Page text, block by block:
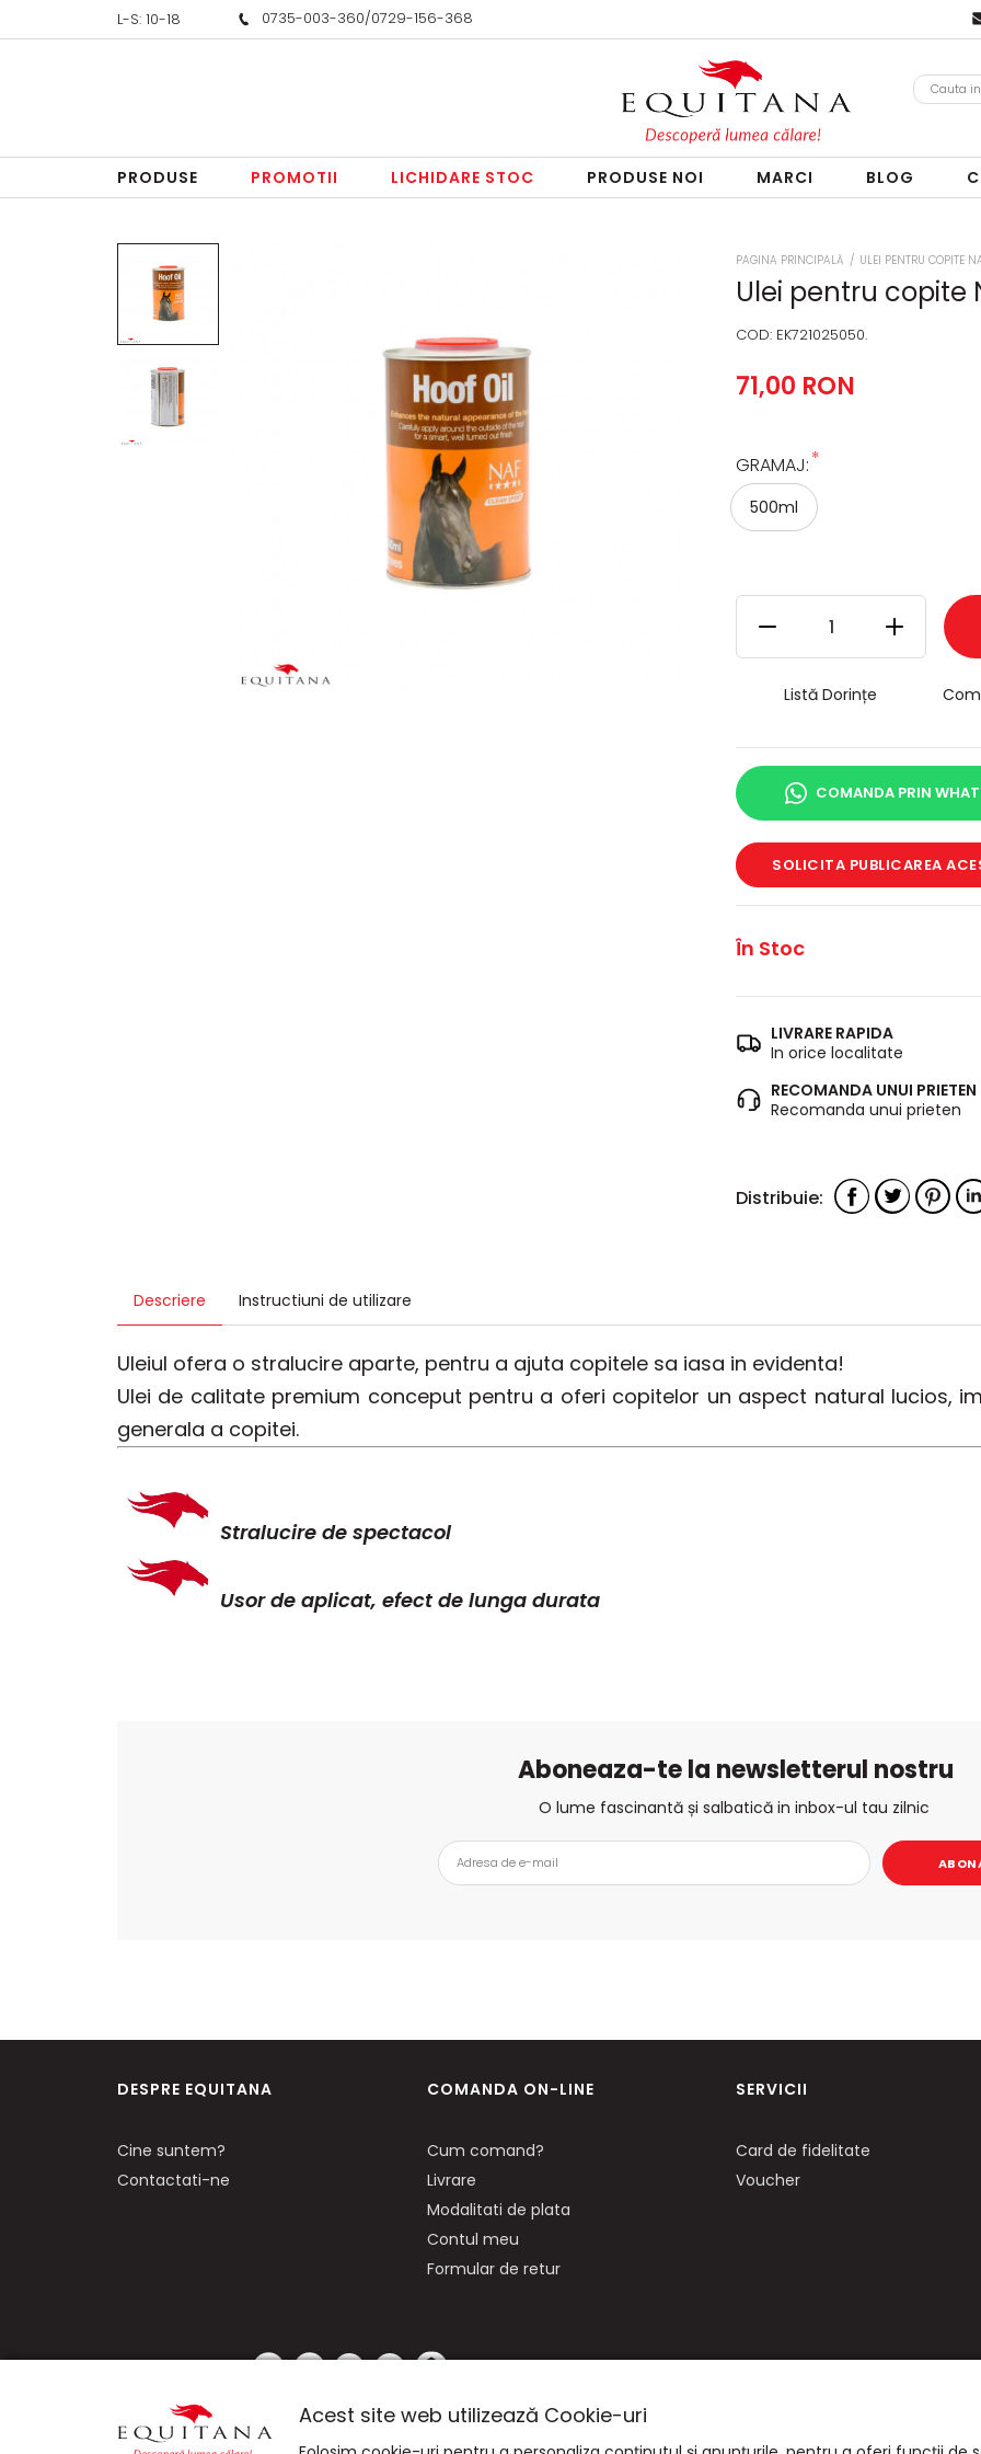
L-S: 10-18 0735-003-360/0729-156-368
PRODUSE PROMOTII LICHIDARE STOC PRODUSE NOI MARCI BLOG
PAGINA PRINCIPALĂ / ULEI PENTRU COPITE
Ulei pentru copite
COD: EK721025050.
71,00 RON
*
GRAMAJ:
500ml
Listă Dorințe
COMANDA PRIN
SOLICITA PUBLICAREA
În Stoc
LIVRARE RAPIDA
In orice localitate
RECOMANDA UNUI PRIETEN
Recomanda unui prieten
Descriere Instructiuni de utilizare
Uleiul ofera o stralucire aparte, pentru a ajuta copitele sa iasa in evidenta!
Ulei de calitate premium conceput pentru a oferi copitelor un aspect natural lucios,
generala a copitei.
Stralucire de spectacol
Usor de aplicat, efect de lunga durata
Aboneaza-te la newsletterul nostru
O lume fascinantă și salbatică in inbox-ul tau zilnic
DESPRE EQUITANA
Cine suntem?
Contactati-ne
COMANDA ON-LINE
Cum comand?
Livrare
Modalitati de plata
Contul meu
Formular de retur
SERVICII
Card de fidelitate
Voucher
Acest site web utilizează Cookie-uri